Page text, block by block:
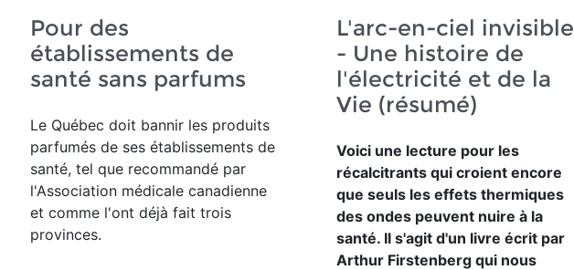
Pour des
établissements de
santé sans parfums
Le Québec doit bannir les produits
parfumés de ses établissements de
santé, tel que recommandé par
l'Association médicale canadienne
et comme l'ont déjà fait trois
provinces.
L'arc-en-ciel invisible
- Une histoire de
l'électricité et de la
Vie (résumé)
Voici une lecture pour les
récalcitrants qui croient encore
que seuls les effets thermiques
des ondes peuvent nuire à la
santé. Il s'agit d'un livre écrit par
Arthur Firstenberg qui nous